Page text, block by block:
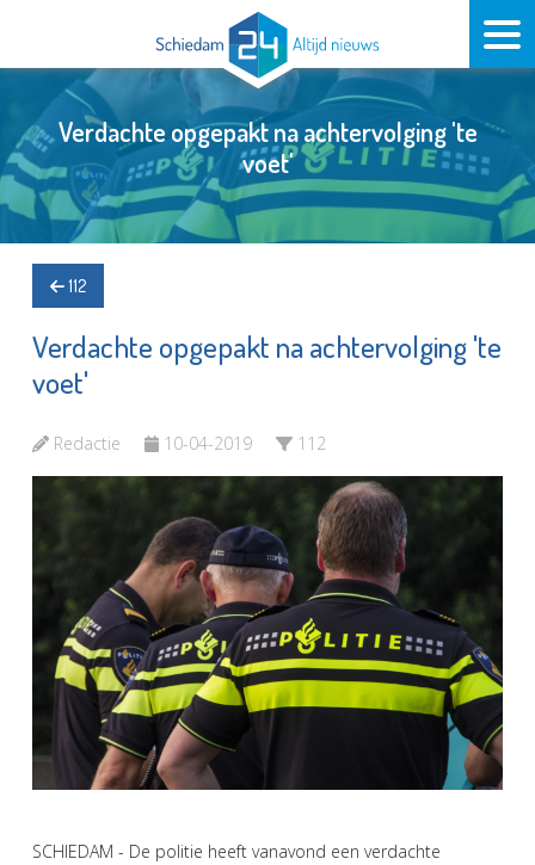
Verdachte opgepakt na achtervolging 'te
voet'
112
Verdachte opgepakt na achtervolging 'te
voet'
Redactie 10-04-2019 112
SCHIEDAM - De politie heeft vanavond een verdachte